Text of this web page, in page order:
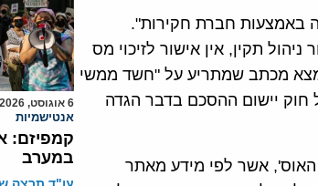
באמצעות חברת חקירות".
תקין, אין אישור לזיכוי מס
מכתב שמתריע על "חשד ממשי
חוק יישום ההסכם בדבר הגדה
האוס', אשר לפי מידע מאתר
6 אוגוסט, 2026
אנטישמיות
קמפיזם:
במערב